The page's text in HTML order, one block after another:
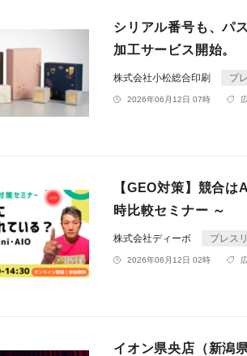
シリアル番号も、パ
加工サービス開始。
株式会社小松総合印刷 プ
2026年06月12日 07時
【GEO対策】競合
時比較セミナー ～
株式会社ディーボ プレス
2026年06月12日 02時
イオン県央店（新潟